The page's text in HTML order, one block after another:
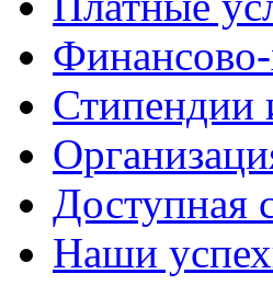
Финансово-
Стипендии
Доступная
Наши